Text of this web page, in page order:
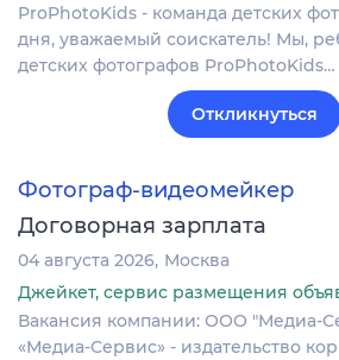
ProPhotoKids - команда детских
дня, уважаемый соискатель! Мы,
детских фотографов ProPhotoKids…
Откликнуться
Фотограф-видеомейкер
Договорная зарплата
04 августа 2026 Москва
Джейкет, сервис размещения
Вакансия компании: ООО "Медиа-
«Медиа-Сервис» - издательство